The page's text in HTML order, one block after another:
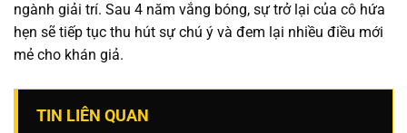
ngành giải trí. Sau 4 năm vắng bóng, sự trở lại của cô hứa
hẹn sẽ tiếp tục thu hút sự chú ý và đem lại nhiều điều mới
mẻ cho khán giả.
TIN LIÊN QUAN